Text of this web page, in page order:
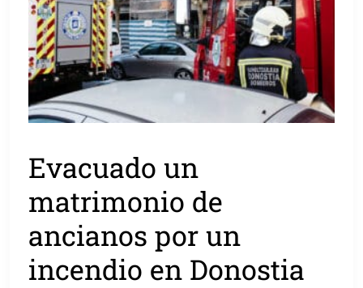
Evacuado un
matrimonio de
ancianos por un
incendio en Donostia